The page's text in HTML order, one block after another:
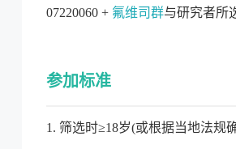
07220060 + 氟维司群与研究者所
参加标准
1. 筛选时≥18岁(或根据当地法规